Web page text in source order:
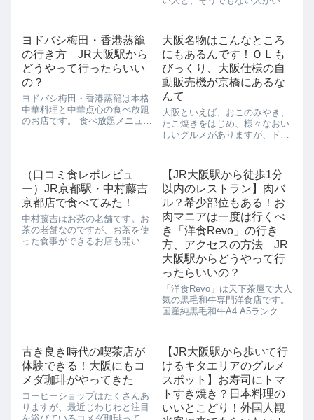
前で揚げたばかりの...
遠慮しちゃうもの。ダイエット
中の人もしかりです。それに食
が細い人も周りが食べてくれな
いとまた気を使...
ヨドバシ梅田・香港蒸籠
の行き方 JR大阪駅から
どうやって行ったらいい
の？
ヨドバシ梅田・香港蒸籠は本格
中華料理と中華点心の食べ放題
のお店です。 食べ放題メニュー
(90分) ...
大阪名物はこんなところ
にもあるんです！ＯＬも
びっくり、大阪仕様の自
動販売機が京橋にあるな
んて
大阪といえば、おこのみやき、
たこ焼きをはじめ、様々なおい
しいグルメがありますが、ドリ
ものを色々と体験してもらいた
いなあって思うのですが、実は
こんなところにも大阪らしいも
のがありましたよ...
（口コミ食レポレビュ
ー）JR京都駅・中村藤吉
京都店で食べてみた！
中村藤吉はお茶の老舗です。お
茶の老舗なのですが、お茶を使
った食事ができるお店も開いて
【JR大阪駅から徒歩1分
以内のレストラン】肉バ
ル？希少部位もある！お
肉マニアは一度は行くべ
き「洋食Revo」の行き
方、アクセスの方法 JR
大阪駅からどうやって行
ったらいいの？
「洋食Revo」は天下茶屋で大人
気の黒毛和牛専門洋食店です。
国産純黒毛和牛A4.A5ランクの
部位のお肉がそろっています。
希少部位のミスジだってここで
は食べれちゃいます。(無くな...
古き良き時代の喫茶店が
体験できる！大阪にもコ
メダ珈琲がやってきた
コーヒーショップはたくさんあ
りますが、最近じわじわと注目
【JR大阪駅から歩いて行
けるキタエリアのグルメ
スポット】お寿司にトマ
トすき焼き？日本料理の
いいとこどり！外国人観